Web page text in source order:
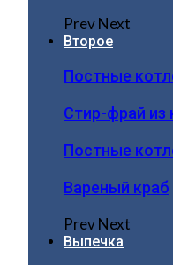
PrevNext
Второе
Постные
Стир-фрай из
Постные
Вареный краб
PrevNext
Выпечка